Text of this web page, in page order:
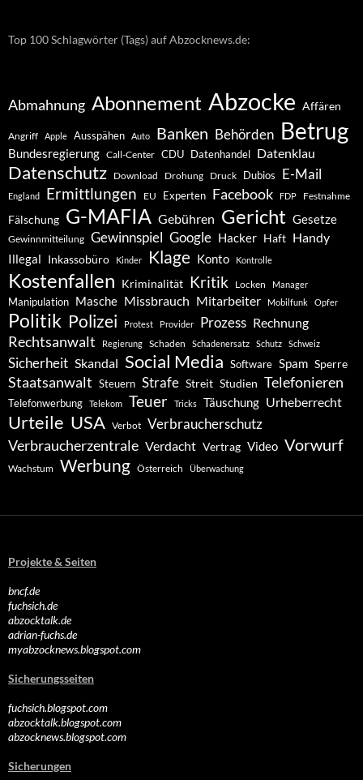
Top 100 Schlagwörter (Tags) auf Abzocknews.de:
Abmahnung Abonnement Abzocke Affären
Angriff Apple Ausspähen Auto Banken Behörden Betrug
Bundesregierung Call-Center CDU Datenhandel Datenklau
Datenschutz Download Drohung Druck Dubios E-Mail
England Ermittlungen EU Experten Facebook FDP Festnahme
Fälschung G-MAFIA Gebühren Gericht Gesetze
Gewinnmitteilung Gewinnspiel Google Hacker Haft Handy
Illegal Inkassobüro Kinder Klage Konto Kontrolle
Kostenfallen Kriminalität Kritik Locken Manager
Manipulation Masche Missbrauch Mitarbeiter Mobilfunk Opfer
Politik Polizei Protest Provider Prozess Rechnung
Rechtsanwalt Regierung Schaden Schadenersatz Schutz Schweiz
Sicherheit Skandal Social Media Software Spam Sperre
Staatsanwalt Steuern Strafe Streit Studien Telefonieren
Telefonwerbung Telekom Teuer Tricks Täuschung Urheberrecht
Urteile USA Verbot Verbraucherschutz
Verbraucherzentrale Verdacht Vertrag Video Vorwurf
Wachstum Werbung Österreich Überwachung
Projekte & Seiten
bncf.de
fuchsich.de
abzocktalk.de
adrian-fuchs.de
myabzocknews.blogspot.com
Sicherungsseiten
fuchsich.blogspot.com
abzocktalk.blogspot.com
abzocknews.blogspot.com
Sicherungen